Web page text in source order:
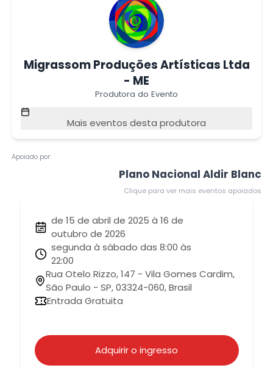
Migrassom Produções Artísticas Ltda
- ME
Produtora do Evento
Mais eventos desta produtora
Apoiado por:
Plano Nacional Aldir Blanc
Clique para ver mais eventos apoiados
de 15 de abril de 2025 à 16 de
outubro de 2026
segunda à sábado das 8:00 às
22:00
Rua Otelo Rizzo, 147 - Vila Gomes Cardim,
São Paulo - SP, 03324-060, Brasil
Entrada Gratuita
Adquirir o ingresso